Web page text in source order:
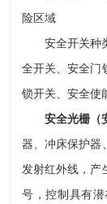
险区域
安全开关种
全开关、安全门
锁开关、安全使
安全光栅（
器、冲床保护器
发射红外线，产
号，控制具有